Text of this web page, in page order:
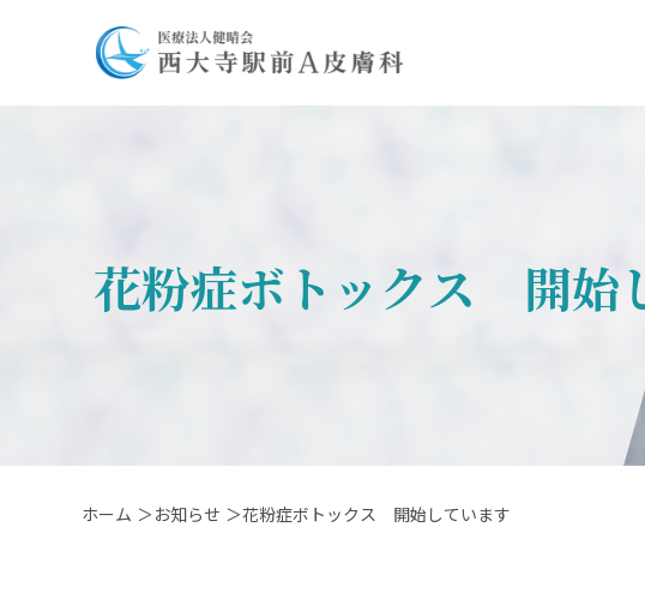
花粉症ボトックス 開始
ホーム ＞お知らせ ＞花粉症ボトックス 開始しています